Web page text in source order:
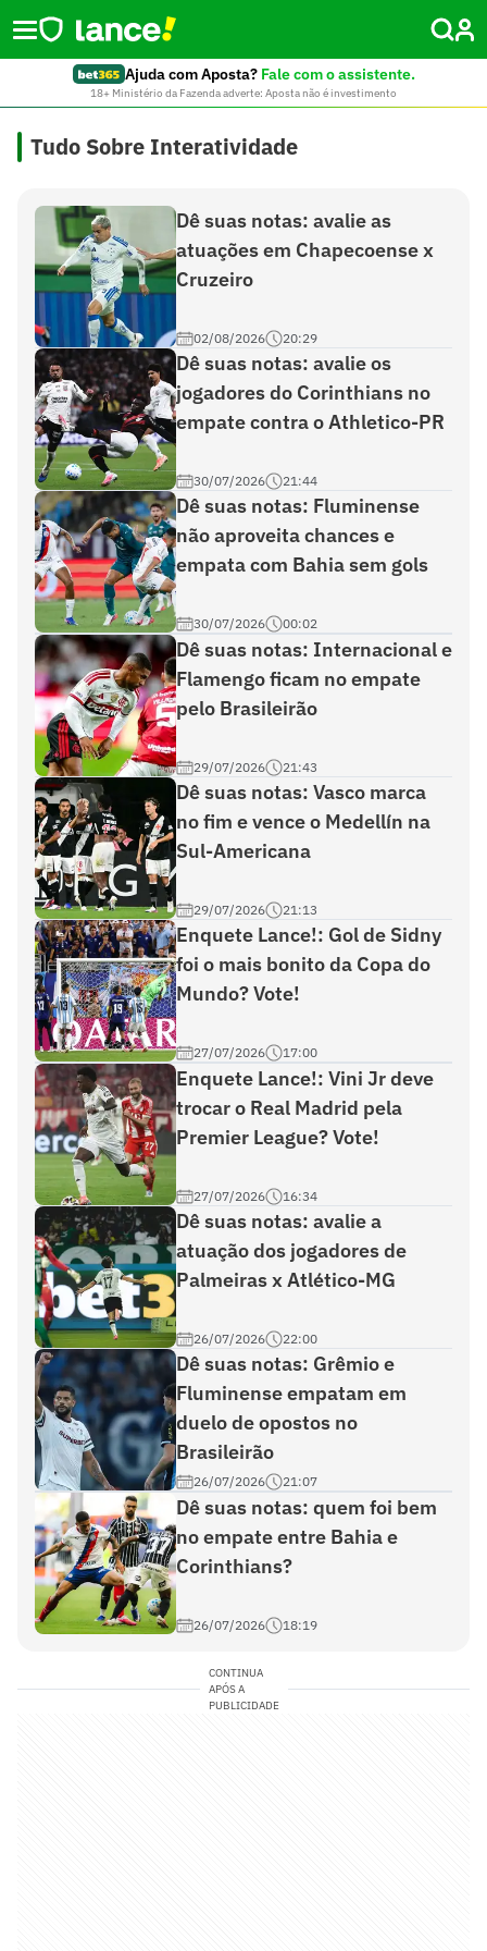
Ajuda com Aposta? Fale com o assistente.
18+ Ministério da Fazenda adverte: Aposta não é investimento
Tudo Sobre Interatividade
Dê suas notas: avalie as
atuações em Chapecoense x
Cruzeiro
02/08/2026 20:29
Dê suas notas: avalie os
jogadores do Corinthians no
empate contra o Athletico-PR
30/07/2026 21:44
Dê suas notas: Fluminense
não aproveita chances e
empata com Bahia sem gols
30/07/2026 00:02
Dê suas notas: Internacional e
Flamengo ficam no empate
pelo Brasileirão
29/07/2026 21:43
Dê suas notas: Vasco marca
no fim e vence o Medellín na
Sul-Americana
29/07/2026 21:13
Enquete Lance!: Gol de Sidny
foi o mais bonito da Copa do
Mundo? Vote!
27/07/2026 17:00
Enquete Lance!: Vini Jr deve
trocar o Real Madrid pela
Premier League? Vote!
27/07/2026 16:34
Dê suas notas: avalie a
atuação dos jogadores de
Palmeiras x Atlético-MG
26/07/2026 22:00
Dê suas notas: Grêmio e
Fluminense empatam em
duelo de opostos no
Brasileirão
26/07/2026 21:07
Dê suas notas: quem foi bem
no empate entre Bahia e
Corinthians?
26/07/2026 18:19
CONTINUA
APÓS A
PUBLICIDADE